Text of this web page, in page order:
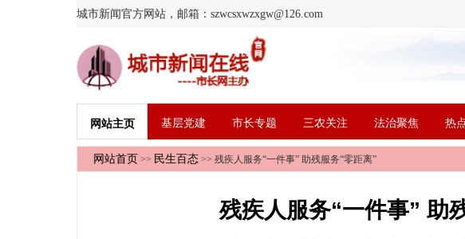
城市新闻官方网站，邮箱：szwcsxwzxgw@126.com
网站主页 基层党建 市长专题 三农关注 法治聚焦 热
网站首页 >> 民生百态 >> 残疾人服务“一件事” 助残服务“零距离”
残疾人服务“一件事” 助